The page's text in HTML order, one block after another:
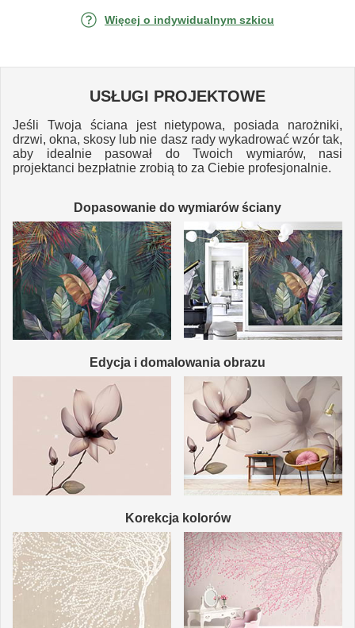
Więcej o indywidualnym szkicu
USŁUGI PROJEKTOWE
Jeśli Twoja ściana jest nietypowa, posiada narożniki,
drzwi, okna, skosy lub nie dasz rady wykadrować wzór tak,
aby idealnie pasował do Twoich wymiarów, nasi
projektanci bezpłatnie zrobią to za Ciebie profesjonalnie.
Dopasowanie do wymiarów ściany
Edycja i domalowania obrazu
Korekcja kolorów